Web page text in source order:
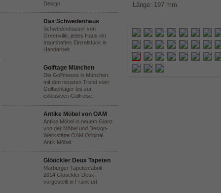
Design
Das Schwedenhaus
Schwedenhäuser von
Greenville, jedes Haus ein
traumhaftes Einzelstück in
Handarbeit.
Golftage München
Die Golfmesse in München
mit den neusten Trend vom
Golfschläger bis zur
exklusiven Golfreise.
Antike Möbel von OAM
Antike Möbel in neuem Glanz
von der Möbel und Design-
Werkstätte OAM Original
Antik Möbel.
Glööckler Deux Tapeten
Marburger Tapetenfabrik
2014 Glööckler Deux,
vorgestellt in Frankfurt
Länge: 197 mm